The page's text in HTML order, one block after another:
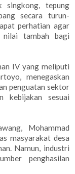
singkong, tepung
secara turun-
perhatian agar
tambah bagi
IV yang meliputi
menegaskan
penguatan sektor
kebijakan sesuai
Mohammad
masyarakat desa
Namun, industri
penghasilan